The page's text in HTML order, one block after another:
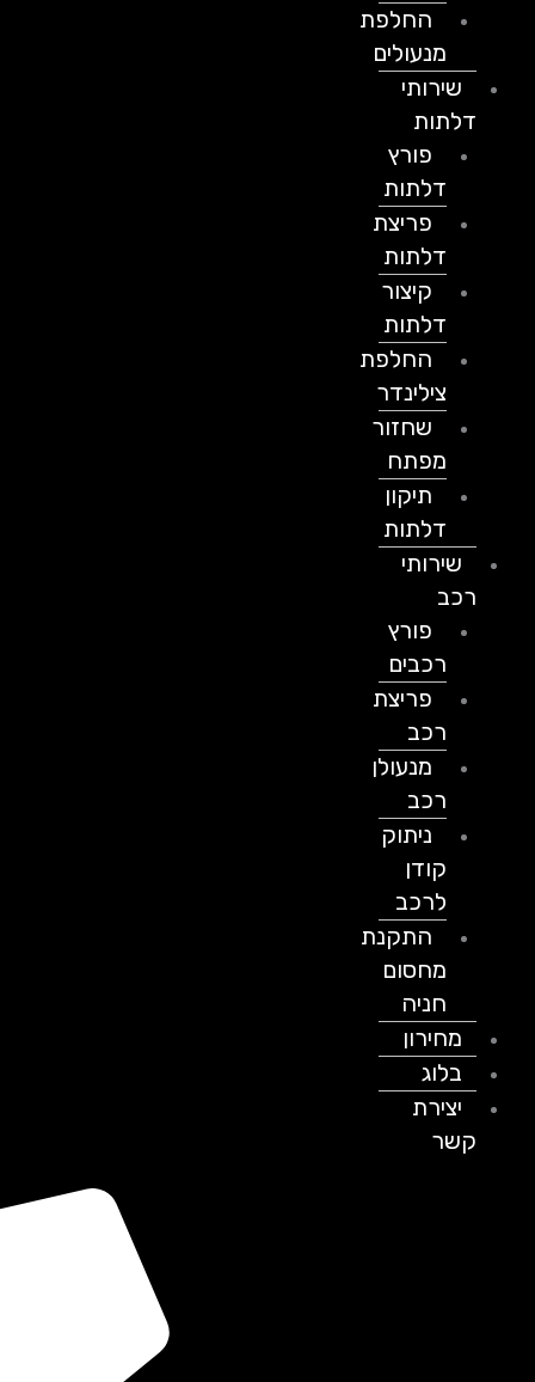
החלפת
מנעולים
שירותי
דלתות
פורץ
דלתות
פריצת
דלתות
קיצור
דלתות
החלפת
צילינדר
שחזור
מפתח
תיקון
דלתות
שירותי
פורץ
רכבים
פריצת
מנעולן
ניתוק
לרכב
התקנת
מחסום
חניה
מחירון
בלוג
יצירת
קשר